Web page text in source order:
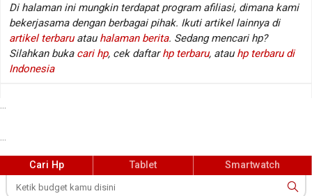
Namun, daftar Pixel bukan daftar semua HP Android.
Untuk merek lain, proses update bergantung pada
kelayakan perangkat, penyesuaian sistem, pengujian,
update pada waktu berbeda. Perbedaan jadwal ini
tidak otomatis berarti perangkat tertentu tertinggal
dalam arti sederhana, karena produsen perlu
Di halaman ini mungkin terdapat program afiliasi, dimana kami
bekerjasama dengan berbagai pihak. Ikuti artikel lainnya di
artikel terbaru atau halaman berita. Sedang mencari hp?
Silahkan buka cari hp, cek daftar hp terbaru, atau hp terbaru di
Indonesia
...
...
Cari Hp Tablet Smartwatch